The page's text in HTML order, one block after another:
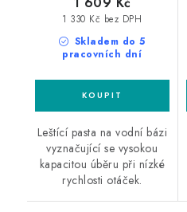
Skladem do 5
pracovních dní
1 330 Kč bez DPH
Leštící pasta na vodní bázi
vyznačující se vysokou
kapacitou úběru při nízké
rychlosti otáček.